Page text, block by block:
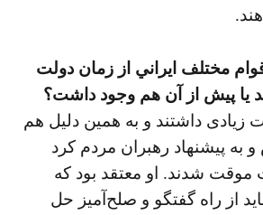
مختلف ايراني از زمان دولت
يا پيش از آن هم وجود داشت؟
زيادی داشتند و به همين دليل هم
به پيشنهاد رهبران مردم كرد
موقت شدند. او معتقد بود كه
از راه گفتگو و صلح‌آميز حل